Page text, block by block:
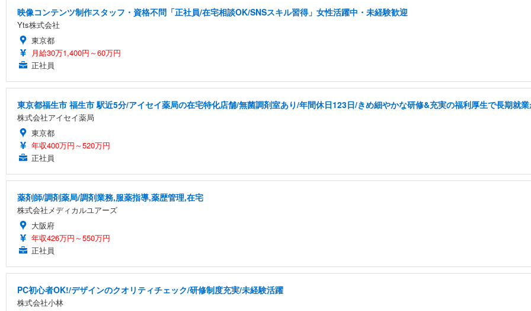
映像コンテンツ制作スタッフ・資格不問「正社員/在宅相談OK/SNSスキル習得」女性活躍中・未経験歓迎
Yts株式会社
東京都
月給30万1,400円～60万円
正社員
東京都福生市 福生市 駅近5分/アイセイ薬局の在宅特化店舗/無菌調剤室あり/年間休日123日/きめ細やかな研修&充実の福利厚生で長期就
株式会社アイセイ薬局
東京都
年収400万円～520万円
正社員
薬剤師/調剤薬局/調剤業務,服薬指導,薬歴管理,在宅
株式会社メディカルユアーズ
大阪府
年収426万円～550万円
正社員
PC初心者OK!/デザインのクオリティチェック/研修制度充実/未経験活躍
株式会社小林